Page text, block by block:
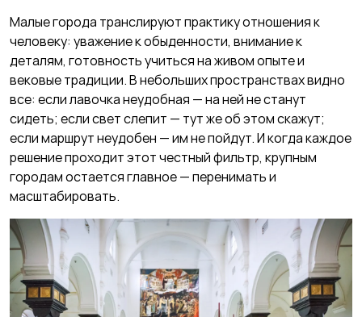
Малые города транслируют практику отношения к
человеку: уважение к обыденности, внимание к
деталям, готовность учиться на живом опыте и
вековые традиции. В небольших пространствах видно
все: если лавочка неудобная — на ней не станут
сидеть; если свет слепит — тут же об этом скажут;
если маршрут неудобен — им не пойдут. И когда каждое
решение проходит этот честный фильтр, крупным
городам остается главное — перенимать и
масштабировать.